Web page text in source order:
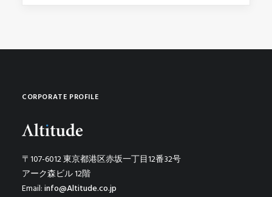
CORPORATE PROFILE
〒107-6012 東京都港区赤坂一丁目12番32号
アーク森ビル 12階
Email:info@Altitude.co.jp